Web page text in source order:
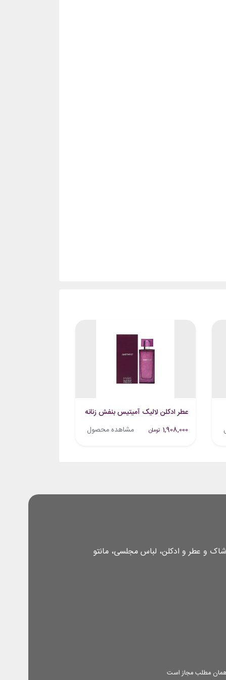
عطر ادکلن لالیک آمیتیس بنفش زنانه اصل
1,908,000 تومان مشاهده محصول
و عطر و ادکلن، لباس مجلسی، مانتو
همان مطلب مجاز است